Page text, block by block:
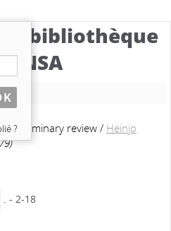
la bibliothèque
a preliminary review/ Heinjo
. - 2-18
?